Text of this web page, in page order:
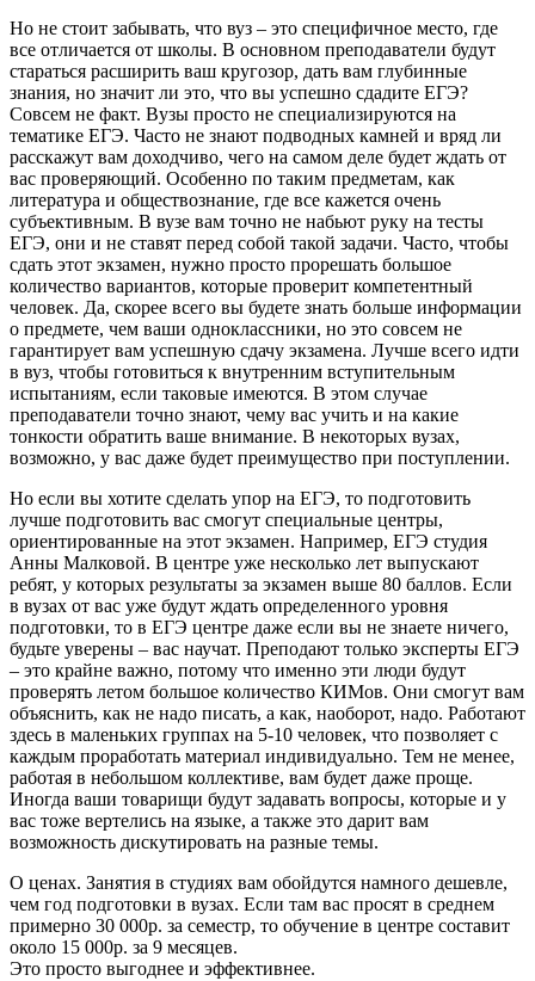
Но не стоит забывать, что вуз – это специфичное место, где
все отличается от школы. В основном преподаватели будут
стараться расширить ваш кругозор, дать вам глубинные
знания, но значит ли это, что вы успешно сдадите ЕГЭ?
Совсем не факт. Вузы просто не специализируются на
тематике ЕГЭ. Часто не знают подводных камней и вряд ли
расскажут вам доходчиво, чего на самом деле будет ждать от
вас проверяющий. Особенно по таким предметам, как
литература и обществознание, где все кажется очень
субъективным. В вузе вам точно не набьют руку на тесты
ЕГЭ, они и не ставят перед собой такой задачи. Часто, чтобы
сдать этот экзамен, нужно просто прорешать большое
количество вариантов, которые проверит компетентный
человек. Да, скорее всего вы будете знать больше информации
о предмете, чем ваши одноклассники, но это совсем не
гарантирует вам успешную сдачу экзамена. Лучше всего идти
в вуз, чтобы готовиться к внутренним вступительным
испытаниям, если таковые имеются. В этом случае
преподаватели точно знают, чему вас учить и на какие
тонкости обратить ваше внимание. В некоторых вузах,
возможно, у вас даже будет преимущество при поступлении.
Но если вы хотите сделать упор на ЕГЭ, то подготовить
лучше подготовить вас смогут специальные центры,
ориентированные на этот экзамен. Например, ЕГЭ студия
Анны Малковой. В центре уже несколько лет выпускают
ребят, у которых результаты за экзамен выше 80 баллов. Если
в вузах от вас уже будут ждать определенного уровня
подготовки, то в ЕГЭ центре даже если вы не знаете ничего,
будьте уверены – вас научат. Преподают только эксперты ЕГЭ
– это крайне важно, потому что именно эти люди будут
проверять летом большое количество КИМов. Они смогут вам
объяснить, как не надо писать, а как, наоборот, надо. Работают
здесь в маленьких группах на 5-10 человек, что позволяет с
каждым проработать материал индивидуально. Тем не менее,
работая в небольшом коллективе, вам будет даже проще.
Иногда ваши товарищи будут задавать вопросы, которые и у
вас тоже вертелись на языке, а также это дарит вам
возможность дискутировать на разные темы.
О ценах. Занятия в студиях вам обойдутся намного дешевле,
чем год подготовки в вузах. Если там вас просят в среднем
примерно 30 000р. за семестр, то обучение в центре составит
около 15 000р. за 9 месяцев.
Это просто выгоднее и эффективнее.